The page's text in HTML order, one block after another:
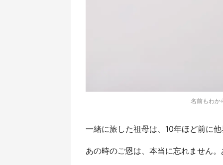
名前もわか
一緒に旅した祖母は、10年ほど前に
あの時のご恩は、本当に忘れません